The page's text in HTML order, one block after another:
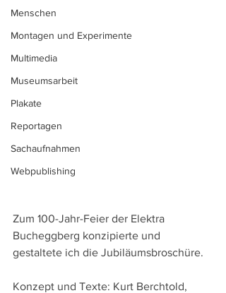
Menschen
Montagen und Experimente
Multimedia
Museumsarbeit
Plakate
Reportagen
Sachaufnahmen
Webpublishing
Zum 100-Jahr-Feier der Elektra
Bucheggberg konzipierte und
gestaltete ich die Jubiläumsbroschüre.
Konzept und Texte: Kurt Berchtold,